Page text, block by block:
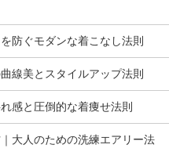
防ぐモダンな着こなし法則
線美とスタイルアップ法則
感と圧倒的な着痩せ法則
大人のための洗練エアリー法